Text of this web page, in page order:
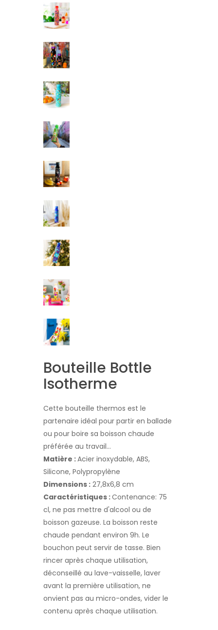
Bouteille Bottle
Isotherme
Cette bouteille thermos est le
partenaire idéal pour partir en ballade
ou pour boire sa boisson chaude
préférée au travail…
Matière :Acier inoxydable, ABS,
Silicone, Polypropylène
Dimensions : 27,8x6,8 cm
Caractéristiques :Contenance: 75
cl, ne pas mettre d'alcool ou de
boisson gazeuse. La boisson reste
chaude pendant environ 9h. Le
bouchon peut servir de tasse. Bien
rincer après chaque utilisation,
déconseillé au lave-vaisselle, laver
avant la première utilisation, ne
onvient pas au micro-ondes, vider le
contenu après chaque utilisation.